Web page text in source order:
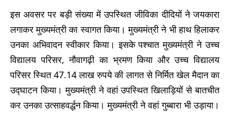
इस अवसर पर बड़ी संख्या में उपस्थित जीविका दीदियों ने जयकारा
लगाकर मुख्यमंत्री का स्वागत किया। मुख्यमंत्री ने भी हाथ हिलाकर
उनका अभिवादन स्वीकार किया। इसके पश्चात मुख्यमंत्री ने उच्च
विद्यालय परिसर, नौवागढ़ी का भ्रमण किया और उच्च विद्यालय
परिसर स्थित 47.14 लाख रुपये की लागत से निर्मित खेल मैदान का
उ‌द्घाटन किया। मुख्यमंत्री ने वहां उपस्थित खिलाड़ियों से बातचीत
कर उनका उत्साहवर्द्धन किया। मुख्यमंत्री ने वहां गुब्बारा भी उड़ाया।